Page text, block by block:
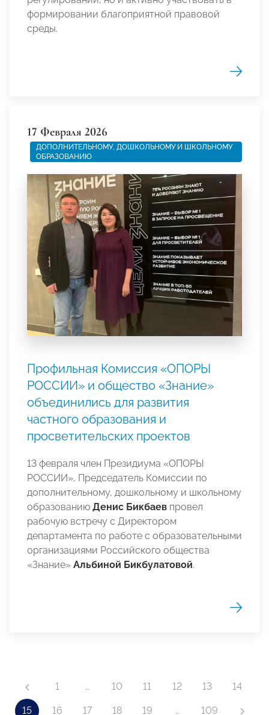
формировании благоприятной правовой
среды.
17 Февраля 2026
ДОПОЛНИТЕЛЬНОМУ, ДОШКОЛЬНОМУ И ШКОЛЬНОМУ
ОБРАЗОВАНИЮ
Профильная Комиссия «ОПОРЫ
РОССИИ» и общество «Знание»
объединились для развития
частного образования и
просветительских проектов
13 февраля член Президиума «ОПОРЫ
РОССИИ», Председатель Комиссии по
дополнительному, дошкольному и школьному
образованию Денис Бикбаев провел
рабочую встречу с Директором
департамента по работе с образовательными
организациями Российского общества
«Знание» Альбиной Бикбулатовой.
1 … 10 11 12 13 14
15 16 17 18 19 … 109